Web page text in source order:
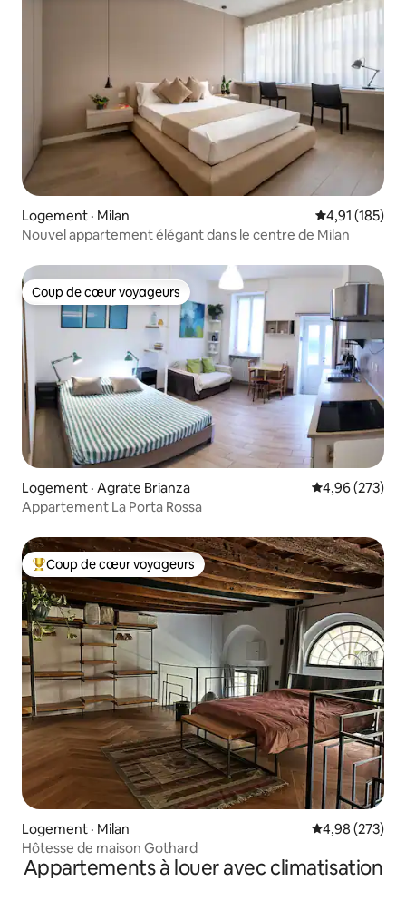
Logement · Milan Note
4,91 (185)
Nouvel appartement élégant dans le centre de Milan
Coup de cœur voyageurs
Coup de cœur voyageurs
Logement · Agrate Brianza Note
4,96 (273)
Appartement La Porta Rossa
Coup de cœur voyageurs parmi les plus aimés
Coup de cœur voyageurs
Logement · Milan Note
4,98 (273)
Hôtesse de maison Gothard
Appartements à louer avec climatisation